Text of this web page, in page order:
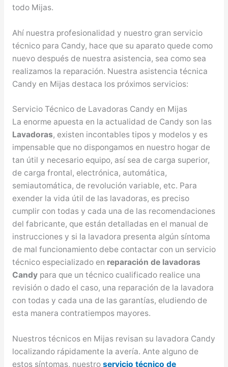
todo Mijas.
Ahí nuestra profesionalidad y nuestro gran servicio
técnico para Candy, hace que su aparato quede como
nuevo después de nuestra asistencia, sea como sea
realizamos la reparación. Nuestra asistencia técnica
Candy en Mijas destaca los próximos servicios:
Servicio Técnico de Lavadoras Candy en Mijas
La enorme apuesta en la actualidad de Candy son las
Lavadoras, existen incontables tipos y modelos y es
impensable que no dispongamos en nuestro hogar de
tan útil y necesario equipo, así sea de carga superior,
de carga frontal, electrónica, automática,
semiautomática, de revolución variable, etc. Para
exender la vida útil de las lavadoras, es preciso
cumplir con todas y cada una de las recomendaciones
del fabricante, que están detalladas en el manual de
instrucciones y si la lavadora presenta algún síntoma
de mal funcionamiento debe contactar con un servicio
técnico especializado en reparación de lavadoras
Candypara que un técnico cualificado realice una
revisión o dado el caso, una reparación de la lavadora
con todas y cada una de las garantías, eludiendo de
esta manera contratiempos mayores.
Nuestros técnicos en Mijas revisan su lavadora Candy
localizando rápidamente la avería. Ante alguno de
estos síntomas, nuestro servicio técnico de